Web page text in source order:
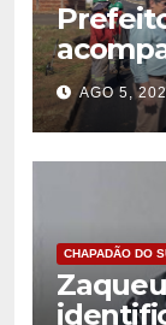
em
AGO 5,
CHAPADÃO DO